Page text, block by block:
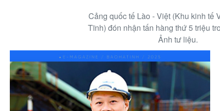
Cảng quốc tế Lào - Việt (Khu kinh tế
Tĩnh) đón nhận tấn hàng thứ 5 triệu
Ảnh tư liệu.